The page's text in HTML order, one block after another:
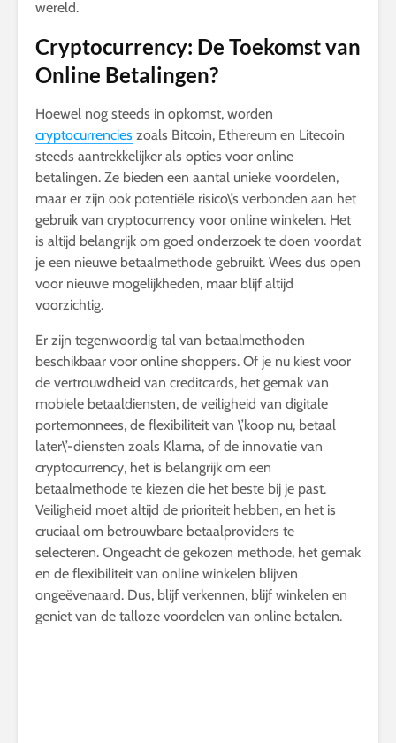
wereld.
Cryptocurrency: De Toekomst van
Online Betalingen?
Hoewel nog steeds in opkomst, worden
cryptocurrencies zoals Bitcoin, Ethereum en Litecoin
steeds aantrekkelijker als opties voor online
betalingen. Ze bieden een aantal unieke voordelen,
maar er zijn ook potentiële risico\’s verbonden aan het
gebruik van cryptocurrency voor online winkelen. Het
is altijd belangrijk om goed onderzoek te doen voordat
je een nieuwe betaalmethode gebruikt. Wees dus open
voor nieuwe mogelijkheden, maar blijf altijd
voorzichtig.
Er zijn tegenwoordig tal van betaalmethoden
beschikbaar voor online shoppers. Of je nu kiest voor
de vertrouwdheid van creditcards, het gemak van
mobiele betaaldiensten, de veiligheid van digitale
portemonnees, de flexibiliteit van \’koop nu, betaal
later\’-diensten zoals Klarna, of de innovatie van
cryptocurrency, het is belangrijk om een
betaalmethode te kiezen die het beste bij je past.
Veiligheid moet altijd de prioriteit hebben, en het is
cruciaal om betrouwbare betaalproviders te
selecteren. Ongeacht de gekozen methode, het gemak
en de flexibiliteit van online winkelen blijven
ongeëvenaard. Dus, blijf verkennen, blijf winkelen en
geniet van de talloze voordelen van online betalen.